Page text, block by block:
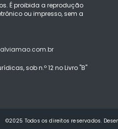
É proibida a reprodução
ou impresso, sem a
sob n.º 12 no Livro "B"
©2025 Todos os direitos reservados.